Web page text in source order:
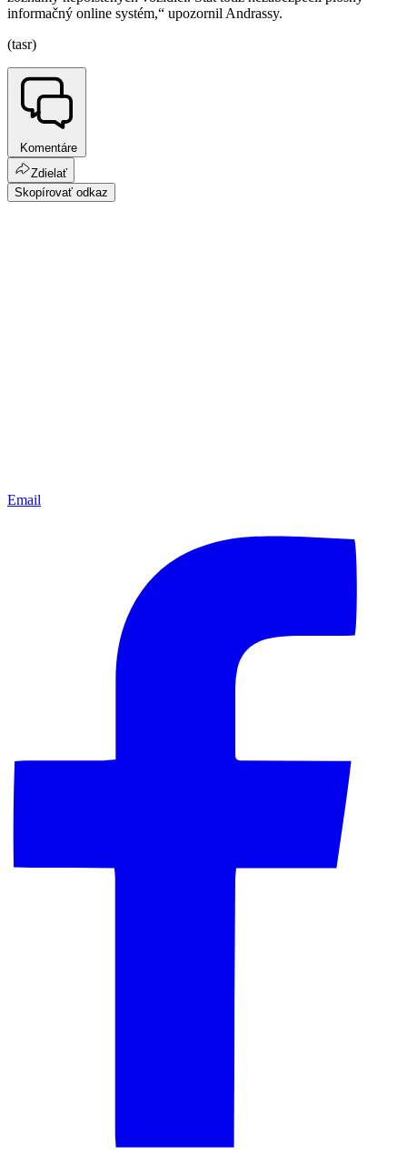
informačný online systém,“ upozornil Andrassy.
(tasr)
Komentáre
Zdielať
Skopírovať odkaz
Email